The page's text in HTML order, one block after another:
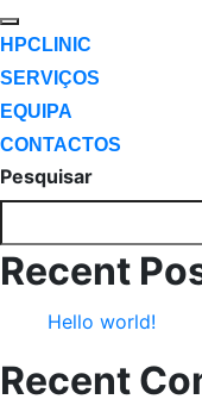
HPCLINIC
SERVIÇOS
EQUIPA
CONTACTOS
Pesquisar
Recent
Hello world!
Recent